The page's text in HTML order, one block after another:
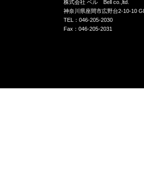
株式会社 ベル Bell co.,ltd.
神奈川県座間市広野台2-10-10
TEL：046-205-2030
Fax：046-205-2031